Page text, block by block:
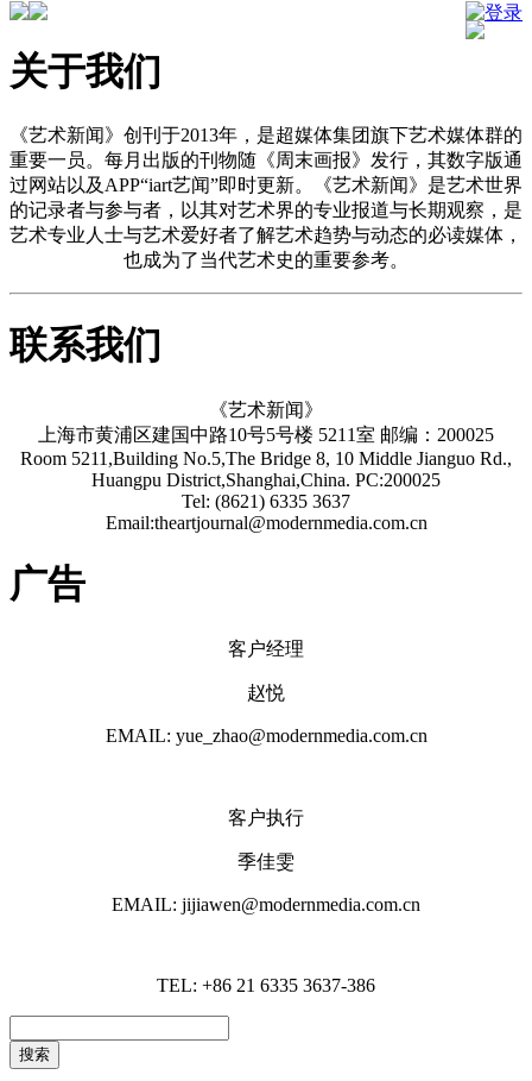
登录
关于我们
《艺术新闻》创刊于2013年，是超媒体集团旗下艺术媒体群的
重要一员。每月出版的刊物随《周末画报》发行，其数字版通
过网站以及APP“iart艺闻”即时更新。《艺术新闻》是艺术世界
的记录者与参与者，以其对艺术界的专业报道与长期观察，是
艺术专业人士与艺术爱好者了解艺术趋势与动态的必读媒体，
也成为了当代艺术史的重要参考。
联系我们
《艺术新闻》
上海市黄浦区建国中路10号5号楼 5211室 邮编：200025
Room 5211,Building No.5,The Bridge 8, 10 Middle Jianguo Rd.,
Huangpu District,Shanghai,China. PC:200025
Tel: (8621) 6335 3637
Email:theartjournal@modernmedia.com.cn
广告
客户经理
赵悦
EMAIL: yue_zhao@modernmedia.com.cn
客户执行
季佳雯
EMAIL: jijiawen@modernmedia.com.cn
TEL: +86 21 6335 3637-386